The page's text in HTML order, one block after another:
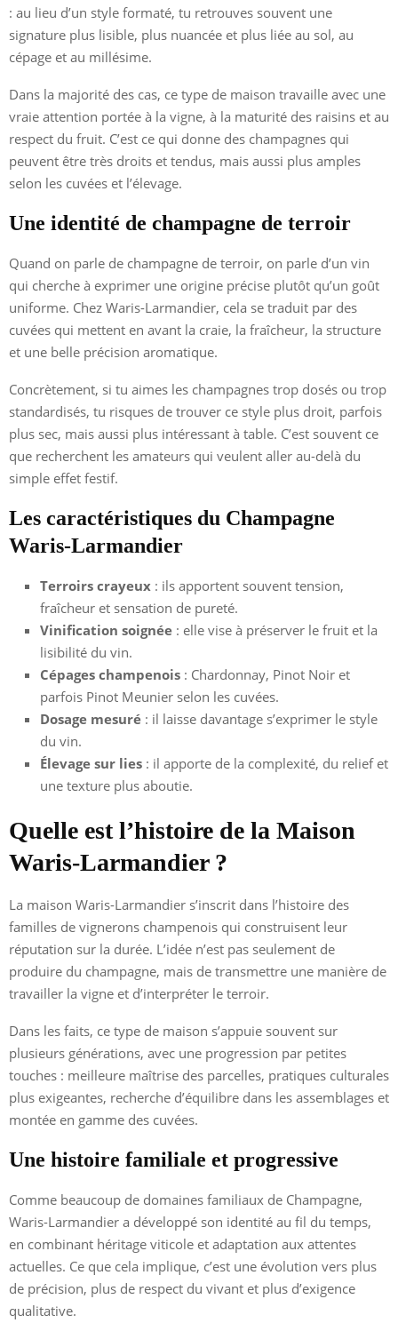
: au lieu d’un style formaté, tu retrouves souvent une
signature plus lisible, plus nuancée et plus liée au sol, au
cépage et au millésime.
Dans la majorité des cas, ce type de maison travaille avec une
vraie attention portée à la vigne, à la maturité des raisins et au
respect du fruit. C’est ce qui donne des champagnes qui
peuvent être très droits et tendus, mais aussi plus amples
selon les cuvées et l’élevage.
Une identité de champagne de terroir
Quand on parle de champagne de terroir, on parle d’un vin
qui cherche à exprimer une origine précise plutôt qu’un goût
uniforme. Chez Waris-Larmandier, cela se traduit par des
cuvées qui mettent en avant la craie, la fraîcheur, la structure
et une belle précision aromatique.
Concrètement, si tu aimes les champagnes trop dosés ou trop
standardisés, tu risques de trouver ce style plus droit, parfois
plus sec, mais aussi plus intéressant à table. C’est souvent ce
que recherchent les amateurs qui veulent aller au-delà du
simple effet festif.
Les caractéristiques du Champagne
Waris-Larmandier
Terroirs crayeux : ils apportent souvent tension,
fraîcheur et sensation de pureté.
Vinification soignée : elle vise à préserver le fruit et la
lisibilité du vin.
Cépages champenois : Chardonnay, Pinot Noir et
parfois Pinot Meunier selon les cuvées.
Dosage mesuré : il laisse davantage s’exprimer le style
du vin.
Élevage sur lies : il apporte de la complexité, du relief et
une texture plus aboutie.
Quelle est l’histoire de la Maison
Waris-Larmandier ?
La maison Waris-Larmandier s’inscrit dans l’histoire des
familles de vignerons champenois qui construisent leur
réputation sur la durée. L’idée n’est pas seulement de
produire du champagne, mais de transmettre une manière de
travailler la vigne et d’interpréter le terroir.
Dans les faits, ce type de maison s’appuie souvent sur
plusieurs générations, avec une progression par petites
touches : meilleure maîtrise des parcelles, pratiques culturales
plus exigeantes, recherche d’équilibre dans les assemblages et
montée en gamme des cuvées.
Une histoire familiale et progressive
Comme beaucoup de domaines familiaux de Champagne,
Waris-Larmandier a développé son identité au fil du temps,
en combinant héritage viticole et adaptation aux attentes
actuelles. Ce que cela implique, c’est une évolution vers plus
de précision, plus de respect du vivant et plus d’exigence
qualitative.